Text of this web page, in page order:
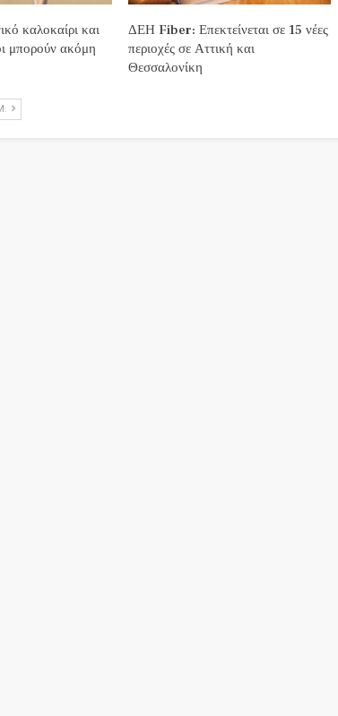
καλοκαίρι και
μπορούν ακόμη
ΔΕΗ Fiber: Επεκτείνεται σε 15 νέες
περιοχές σε Αττική και
Θεσσαλονίκη